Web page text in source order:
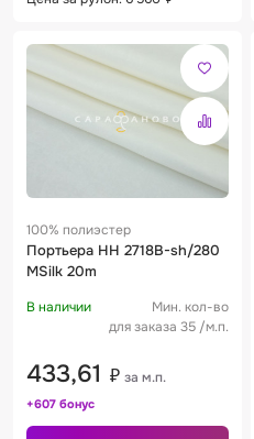
100% полиэстер
Портьера HH 2718B-sh/280
MSilk 20m
В наличии
Мин. кол-во
для заказа 35 /м.п.
433,61 ₽ за м.п.
+607 бонус